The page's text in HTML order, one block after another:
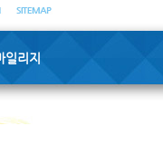
일리지